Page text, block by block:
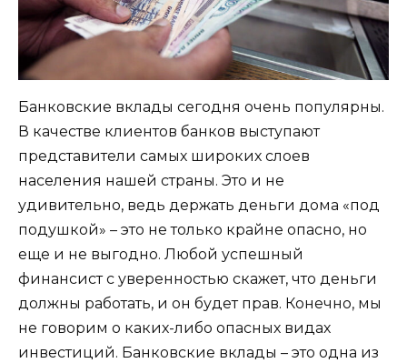
Банковские вклады сегодня очень популярны.
В качестве клиентов банков выступают
представители самых широких слоев
населения нашей страны. Это и не
удивительно, ведь держать деньги дома «под
подушкой» – это не только крайне опасно, но
еще и не выгодно. Любой успешный
финансист с уверенностью скажет, что деньги
должны работать, и он будет прав. Конечно, мы
не говорим о каких-либо опасных видах
инвестиций. Банковские вклады – это одна из